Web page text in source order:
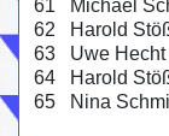
61 Michael
62
Harold
63
Uwe Hecht
64
Harold
65
Nina